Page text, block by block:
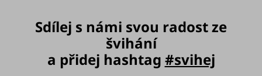
Sdílej s námi svou radost ze
švihání
a přidej hashtag #svihej